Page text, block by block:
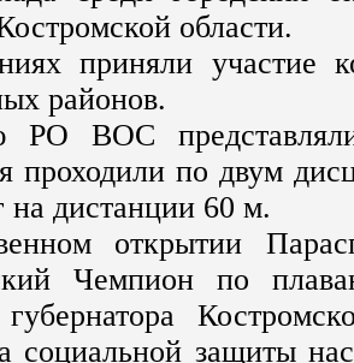
области.
приняли участие
районов.
РО ВОС
проходили по двум
на дистанции 60 м.
открытии
Чемпион по
губернатора
социальной защиты